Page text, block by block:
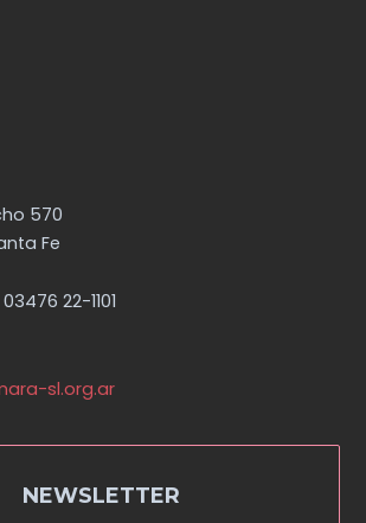
570
Fe
22-1101
sl.org.ar
NEWSLETTER